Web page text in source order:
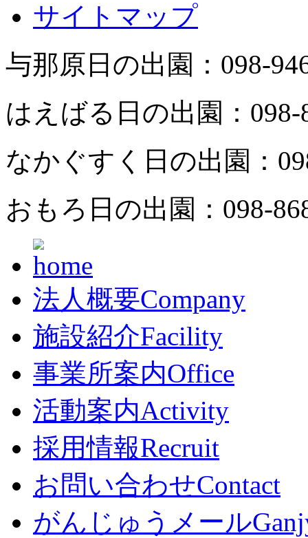
サイトマップ
与那原日の出園： 098-
はえばる日の出園： 098-
なかぐすく日の出園：
おもろ日の出園： 098-
法人概要Company
施設紹介Facility
事業所案内Office
活動案内Activity
採用情報Recruit
お問い合わせContact
がんじゅうメール